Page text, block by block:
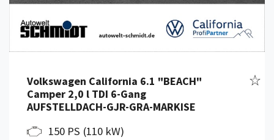
Volkswagen California 6.1 "BEACH"
Camper 2,0 l TDI 6-Gang
AUFSTELLDACH-GJR-GRA-MARKISE
150 PS (110 kW)